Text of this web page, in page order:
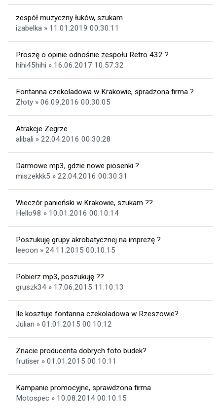
zespół muzyczny łuków, szukam
izabelka » 11.01.2019 00:30:11
Proszę o opinie odnośnie zespołu Retro 432 ?
hihi45hihi » 16.06.2017 10:57:32
Fontanna czekoladowa w Krakowie, spradzona firma ?
Złoty » 06.09.2016 00:30:05
Atrakcje Zegrze
alibali » 22.04.2016 00:30:28
Darmowe mp3, gdzie nowe piosenki ?
miszekkk5 » 22.04.2016 00:30:31
Wieczór panieński w Krakowie, szukam ??
Hello98 » 10.01.2016 00:10:14
Poszukuję grupy akrobatycznej na imprezę ?
leeoon » 24.11.2015 00:10:15
Pobierz mp3, poszukuję ??
gruszk34 » 17.06.2015 11:10:13
Ile kosztuje fontanna czekoladowa w Rzeszowie?
Julian » 01.01.2015 00:10:12
Znacie producenta dobrych foto budek?
frutiser » 01.01.2015 00:10:11
Kampanie promocyjne, sprawdzona firma
Motospec » 10.08.2014 00:10:15